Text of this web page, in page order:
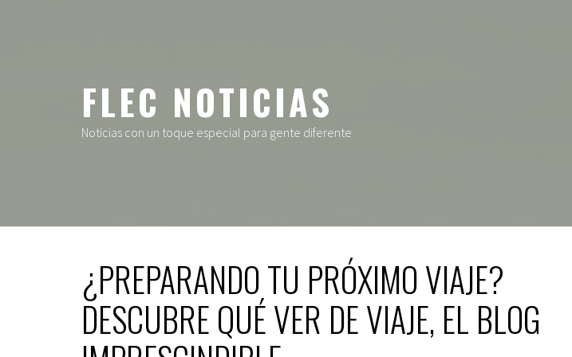
FLEC NOTICIAS
Noticias con un toque especial para gente diferente
¿PREPARANDO TU PRÓXIMO VIAJE?
DESCUBRE QUÉ VER DE VIAJE, EL BLOG